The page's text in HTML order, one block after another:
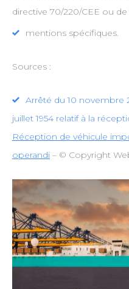
directive 70/220/CEE ou
mentions spécifiques.
Sources :
Arrêté du 10 novembre
juillet 1954 relatif à la
Réception de véhicule
operandi– © Copyright